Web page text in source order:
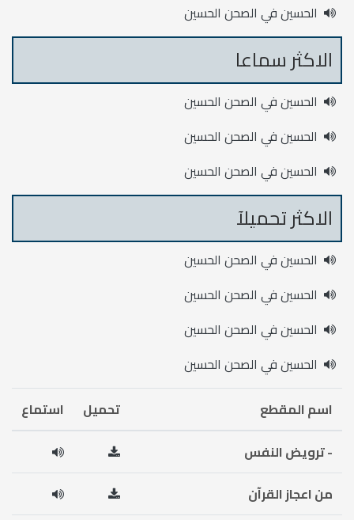
الحسين في الصحن الحسين
الاكثر سماعا
الحسين في الصحن الحسين
الحسين في الصحن الحسين
الحسين في الصحن الحسين
الاكثر تحميلآ
الحسين في الصحن الحسين
الحسين في الصحن الحسين
الحسين في الصحن الحسين
الحسين في الصحن الحسين
اسم المقطع
تحميل
استماع
- ترويض النفس
من اعجاز القرآن